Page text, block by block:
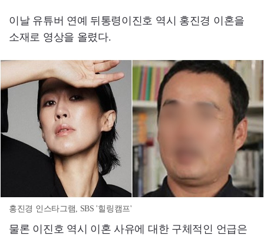
이날 유튜버 연예 뒤통령이진호 역시 홍진경 이혼을
소재로 영상을 올렸다.
홍진경 인스타그램, SBS '힐링캠프'
물론 이진호 역시 이혼 사유에 대한 구체적인 언급은